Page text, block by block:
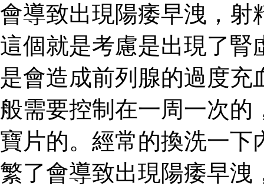
會導致出現陽痿早洩，射
這個就是考慮是出現了腎
是會造成前列腺的過度
般需要控制在一周一次的
寶片的。經常的換洗一下
繁了會導致出現陽痿早洩